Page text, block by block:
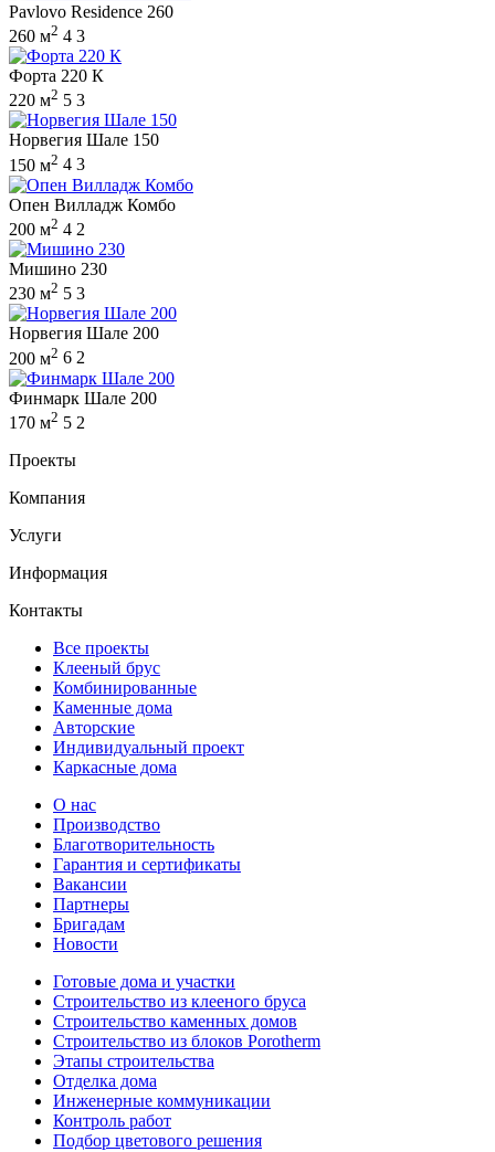
Pavlovo Residence 260
260 м2 4 3
Форта 220 К
220 м2 5 3
Норвегия Шале 150
150 м2 4 3
Опен Вилладж Комбо
200 м2 4 2
Мишино 230
230 м2 5 3
Норвегия Шале 200
200 м2 6 2
Финмарк Шале 200
170 м2 5 2
Проекты
Компания
Услуги
Информация
Контакты
Все проекты
Клееный брус
Комбинированные
Каменные дома
Авторские
Индивидуальный проект
Каркасные дома
О нас
Производство
Благотворительность
Гарантия и сертификаты
Вакансии
Партнеры
Бригадам
Новости
Готовые дома и участки
Строительство из клееного бруса
Строительство каменных домов
Строительство из блоков Porotherm
Этапы строительства
Отделка дома
Инженерные коммуникации
Контроль работ
Подбор цветового решения